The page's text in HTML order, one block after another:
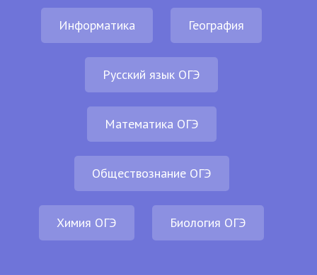
Информатика География
Русский язык ОГЭ
Математика ОГЭ
Обществознание ОГЭ
Химия ОГЭ Биология ОГЭ